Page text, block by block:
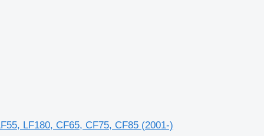
LF180, CF65, CF75, CF85 (2001-)